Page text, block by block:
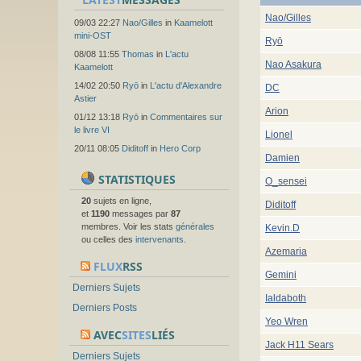
09/03 22:27 Nao/Gilles in Kaamelott
mini-OST
08/08 11:55 Thomas in L'actu
Kaamelott
14/02 20:50 Ryō in L'actu d'Alexandre
Astier
01/12 13:18 Ryō in Commentaires sur
le livre VI
20/11 08:05 Diditoff in Hero Corp
STATISTIQUES
20 sujets en ligne,
et 1190 messages par 87
membres. Voir les stats générales
ou celles des intervenants
FLUXRSS
Derniers Sujets
Derniers Posts
AVECSITESLIÉS
Derniers Sujets
Nao/Gilles
Ryō
Nao Asakura
DC
Arion
Lionel
Damien
O_sensei
Diditoff
Kevin.D
Azemaria
Gemini
Ialdaboth
Yeo Wren
Jack H11 Sears